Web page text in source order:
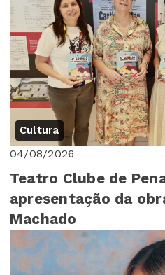
Cultura
04/08/2026
Teatro Clube de
apresentação da
Machado